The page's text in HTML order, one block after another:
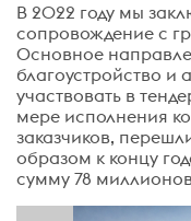
В 2022 году мы
сопровождение с
Основное
благоустройство и
участвовать в
мере исполнения
заказчиков,
образом к концу
сумму 78